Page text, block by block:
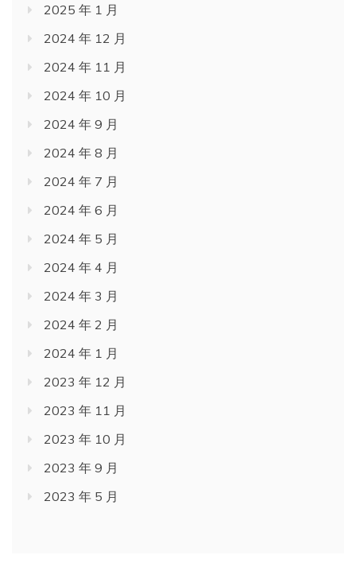
2025 年 1 月
2024 年 12 月
2024 年 11 月
2024 年 10 月
2024 年 9 月
2024 年 8 月
2024 年 7 月
2024 年 6 月
2024 年 5 月
2024 年 4 月
2024 年 3 月
2024 年 2 月
2024 年 1 月
2023 年 12 月
2023 年 11 月
2023 年 10 月
2023 年 9 月
2023 年 5 月